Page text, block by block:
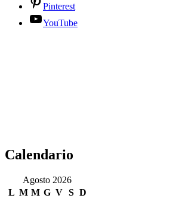
Pinterest
YouTube
Calendario
Agosto 2026
L M M G V S D